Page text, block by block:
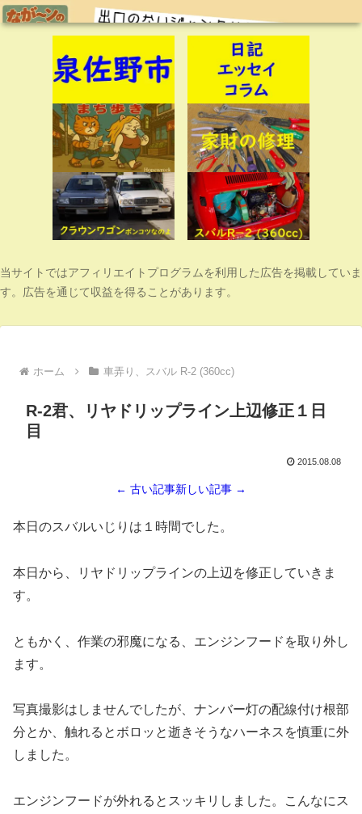
当サイトではアフィリエイトプログラムを利用した広告を掲載していま
す。広告を通じて収益を得ることがあります。
ホーム 車弄り、スバル R-2 (360cc)
R-2君、リヤドリップライン上辺修正１日
目
2015.08.08
← 古い記事新しい記事 →
本日のスバルいじりは１時間でした。
本日から、リヤドリップラインの上辺を修正していきま
す。
ともかく、作業の邪魔になる、エンジンフードを取り外し
ます。
写真撮影はしませんでしたが、ナンバー灯の配線付け根部
分とか、触れるとボロッと逝きそうなハーネスを慎重に外
しました。
エンジンフードが外れるとスッキリしました。こんなにス